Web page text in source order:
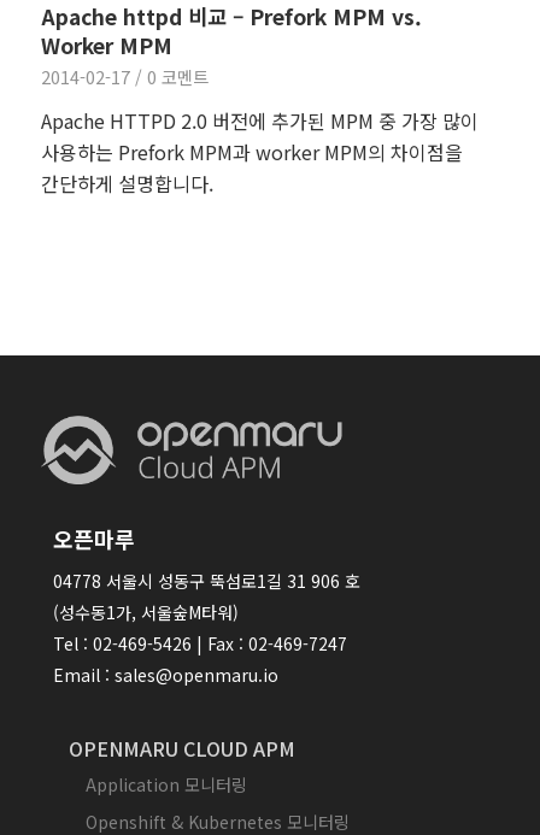
Apache httpd 비교 – Prefork MPM vs.
Worker MPM
2014-02-17 / 0 코멘트
Apache HTTPD 2.0 버전에 추가된 MPM 중 가장 많이
사용하는 Prefork MPM과 worker MPM의 차이점을
간단하게 설명합니다.
오픈마루
04778 서울시 성동구 뚝섬로1길 31 906 호
(성수동1가, 서울숲M타워)
Tel : 02-469-5426 | Fax : 02-469-7247
Email : sales@openmaru.io
OPENMARU CLOUD APM
Application 모니터링
Openshift & Kubernetes 모니터링